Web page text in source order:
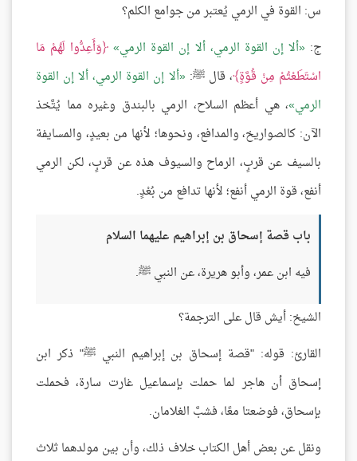
س: القوة في الرمي يُعتبر من جوامع الكلم؟
ج: ألا إن القوة الرمي، ألا إن القوة الرمي
وَأَعِدُّوا لَهُمْ مَا
اسْتَطَعْتُمْ مِنْ قُوَّةٍ ، قال ﷺ: ألا إن القوة الرمي، ألا إن القوة
الرمي ، هي أعظم السلاح، الرمي بالبندق وغيره مما يُتَّخذ
الآن: كالصواريخ، والمدافع، ونحوها؛ لأنها من بعيدٍ، والمسايفة
بالسيف عن قربٍ، الرماح والسيوف هذه عن قربٍ، لكن الرمي
أنفع، قوة الرمي أنفع؛ لأنها تدافع من بُعْدٍ.
باب قصة إسحاق بن إبراهيم عليهما السلام
فيه ابن عمر، وأبو هريرة، عن النبي ﷺ.
الشيخ: أيش قال على الترجمة؟
القارئ: قوله: "قصة إسحاق بن إبراهيم النبي ﷺ" ذكر ابن
إسحاق أن هاجر لما حملت بإسماعيل غارت سارة، فحملت
بإسحاق، فوضعتا معًا، فشبَّ الغلامان.
ونقل عن بعض أهل الكتاب خلاف ذلك، وأن بين مولدهما ثلاث